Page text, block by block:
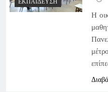
Η